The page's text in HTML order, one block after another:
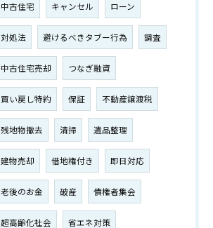
中古住宅 キャンセル ローン
対処法 避けるべきタブー行為 調査
中古住宅売却 つなぎ融資
買い戻し特約 保証 不動産譲渡税
残地物撤去 清掃 遺品整理
建物売却 借地権付き 即日対応
老後のお金 破産 債権者集会
超高齢化社会 省エネ対策